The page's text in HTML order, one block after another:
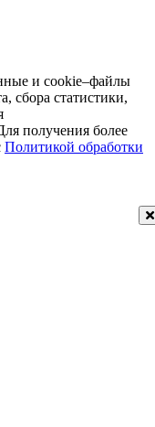
и cookie–файлы
сбора статистики,
получения более
Политикой обработки